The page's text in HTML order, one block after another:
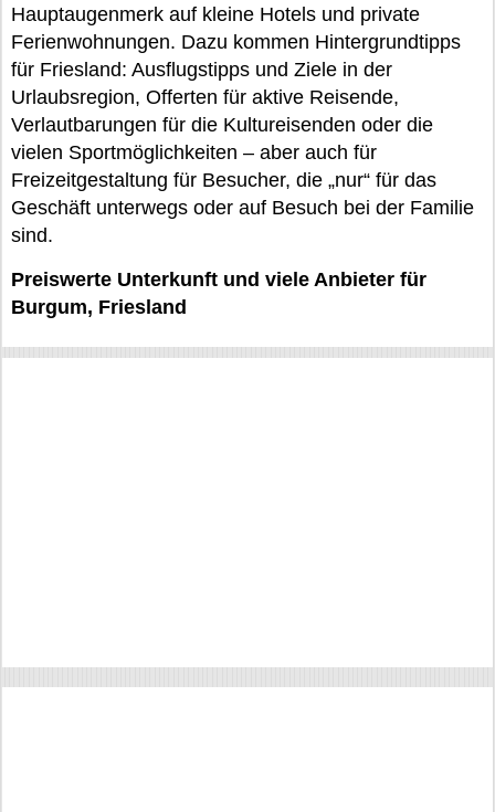
Hauptaugenmerk auf kleine Hotels und private
Ferienwohnungen. Dazu kommen Hintergrundtipps
für Friesland: Ausflugstipps und Ziele in der
Urlaubsregion, Offerten für aktive Reisende,
Verlautbarungen für die Kultureisenden oder die
vielen Sportmöglichkeiten – aber auch für
Freizeitgestaltung für Besucher, die „nur“ für das
Geschäft unterwegs oder auf Besuch bei der Familie
sind.
Preiswerte Unterkunft und viele Anbieter für
Burgum, Friesland